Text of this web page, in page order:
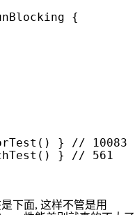
{
() }
() }
下面, 这样不管是用